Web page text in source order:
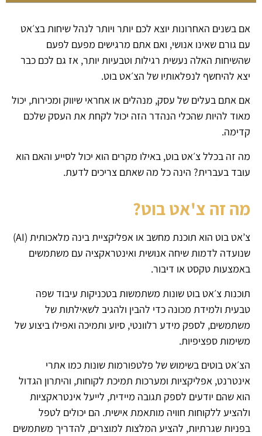
אם בשנים האחרונות יוצא לכם יותר ויותר לנהל שיחות בצ׳אט
עם גורם שאינו אנושי, ואם אתם מרגישים מפעם לפעם
שהשיחות האלה נעשית רגילות וטבעיות יותר, אז גם לכם כבר
יצא להיחשף לנפלאותיו של הצ׳אט בוט.
אם אתם בעלים של עסק, מנהלים או אחראי שיווק ומכירות, יכול
מאוד להיות שהכלי הנהדר הזה יכול לקחת את העסק שלכם
קדימה.
מה זה בכלל צ׳אט בוט, באילו מקרים הוא יכול לסייע והאם הוא
עובד בעברית? הינה כל מה שאתם צריכים לדעת.
מה זה צ'אט בוט?
צ’אט בוט הוא תוכנת מחשב או אפליקציית בינה מלאכותית (AI)
שנועדה לדמות שיחה אנושית ואינטראקציה עם משתמשים
באמצעות טקסט או דיבור.
תוכנות צ׳אט בוט שונות משתמשות בטכניקות עיבוד שפה
טבעית ולמידת מכונה כדי להבין ולהגיב לשאילתות של
משתמשים, לספק מידע רלוונטי, סיוע ותמיכה ואפילו ביצוע של
משימות ספציפיות.
הצ׳אט בוטים בשימוש של פלטפורמות שונות כמו אתרי
אינטרנט, אפליקציות ומערכות תמיכת לקוחות, והיתרון הגדול
הוא שהם יודעים לספק תגובה מיידית, לייעל אינטראקציות
ולהציע ללקוחות חוויה מותאמת אישית. הם יכולים לטפל
בפניות שגרתיות, להציע המלצות למוצרים, להדריך משתמשים